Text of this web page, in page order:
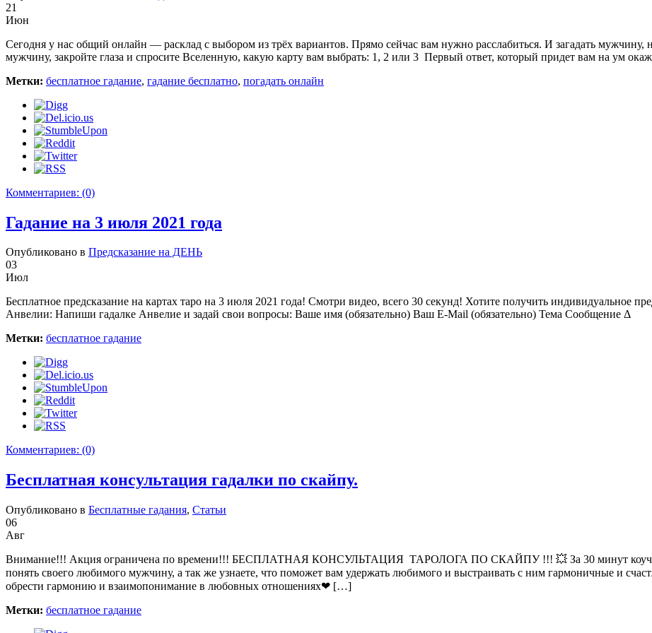
21
Июн
Сегодня у нас общий онлайн — расклад с выбором из трёх вариантов. Прямо сейчас вам нужно расслабиться. И загадать мужчину,
мужчину, закройте глаза и спросите Вселенную, какую карту вам выбрать: 1, 2 или 3 Первый ответ, который придет вам на ум
Метки: бесплатное гадание, гадание бесплатно, погадать онлайн
Комментариев: (0)
Гадание на 3 июля 2021 года
Опубликовано в Предсказание на ДЕНЬ
03
Июл
Бесплатное предсказание на картах таро на 3 июля 2021 года! Смотри видео, всего 30 секунд! Хотите получить индивидуальное
Анвелии: Напиши гадалке Анвелие и задай свои вопросы: Ваше имя (обязательно) Ваш E-Mail (обязательно) Тема Сообщение Δ
Метки: бесплатное гадание
Комментариев: (0)
Бесплатная консультация гадалки по скайпу.
Опубликовано в Бесплатные гадания, Статьи
06
Авг
Внимание!!! Акция ограничена по времени!!! БЕСПЛАТНАЯ КОНСУЛЬТАЦИЯ ТАРОЛОГА ПО СКАЙПУ !!! 💥 За 30 минут
понять своего любимого мужчину, а так же узнаете, что поможет вам удержать любимого и выстраивать с ним гармоничные и
обрести гармонию и взаимопонимание в любовных отношениях❤ […]
Метки: бесплатное гадание